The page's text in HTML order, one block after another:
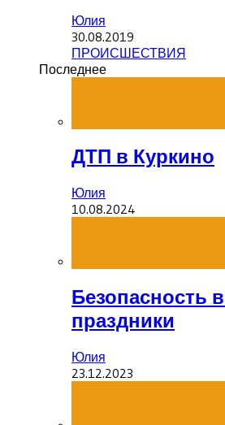
Юлия
30.08.2019
ПРОИСШЕСТВИЯ
Последнее
ДТП в Куркино
Юлия
10.08.2024
Безопасность
праздники
Юлия
23.12.2023